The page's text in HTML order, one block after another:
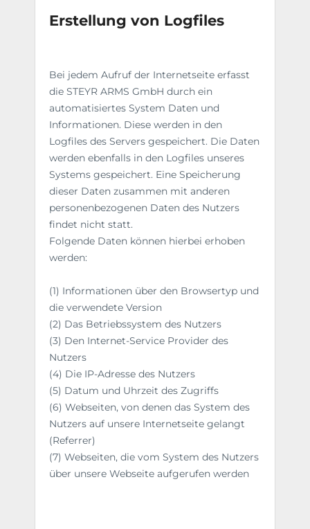
Erstellung von Logfiles
Bei jedem Aufruf der Internetseite erfasst
die STEYR ARMS GmbH durch ein
automatisiertes System Daten und
Informationen. Diese werden in den
Logfiles des Servers gespeichert. Die Daten
werden ebenfalls in den Logfiles unseres
Systems gespeichert. Eine Speicherung
dieser Daten zusammen mit anderen
personenbezogenen Daten des Nutzers
findet nicht statt.
Folgende Daten können hierbei erhoben
werden:
(1) Informationen über den Browsertyp und
die verwendete Version
(2) Das Betriebssystem des Nutzers
(3) Den Internet-Service Provider des
Nutzers
(4) Die IP-Adresse des Nutzers
(5) Datum und Uhrzeit des Zugriffs
(6) Webseiten, von denen das System des
Nutzers auf unsere Internetseite gelangt
(Referrer)
(7) Webseiten, die vom System des Nutzers
über unsere Webseite aufgerufen werden